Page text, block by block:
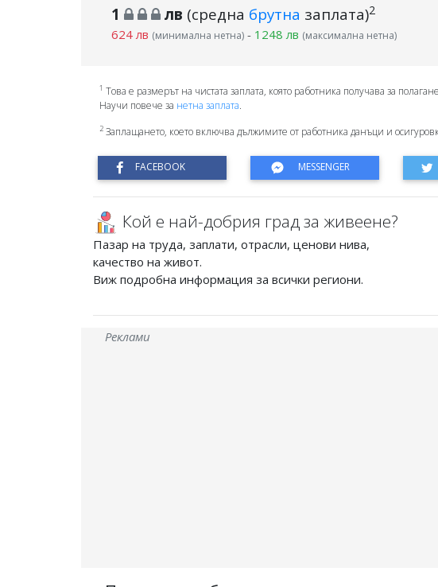
1 лв (средна брутна заплата)2
624 лв (минимална нетна)- 1248 лв (максимална нетна)
1 Това е размерът на чистата заплата, която работника получава за
Научи повече за нетна заплата.
2Заплащането, което включва дължимите от работника данъци и
Кой е най-добрия град за живеене?
Пазар на труда, заплати, отрасли, ценови нива,
качество на живот.
Виж подробна информация за всички региони.
Реклами